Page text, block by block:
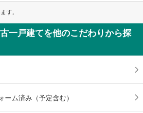
す。
一戸建てを他のこだわりから探
ーム済み（予定含む）